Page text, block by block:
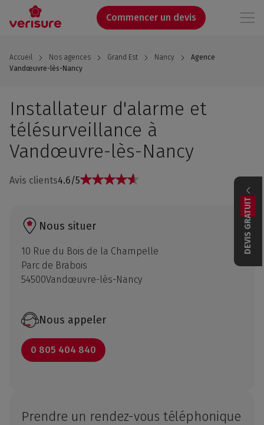
contenu
Commencer un devis
Accueil Nos agences Grand Est Nancy
Agence
Vandœuvre-lès-Nancy
DEVIS GRATUIT
Installateur d'alarme et
télésurveillance à
Vandœuvre-lès-Nancy
Avis clients4.6/5
Nous situer
10 Rue du Bois de la Champelle
Parc de Brabois
54500Vandœuvre-lès-Nancy
Nous appeler
0 805 404 840
Prendre un rendez-vous téléphonique